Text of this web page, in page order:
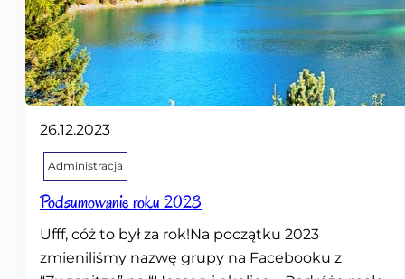
26.12.2023
Administracja
Podsumowanie roku 2023
Ufff, cóż to był za rok!Na początku 2023
zmieniliśmy nazwę grupy na Facebooku z